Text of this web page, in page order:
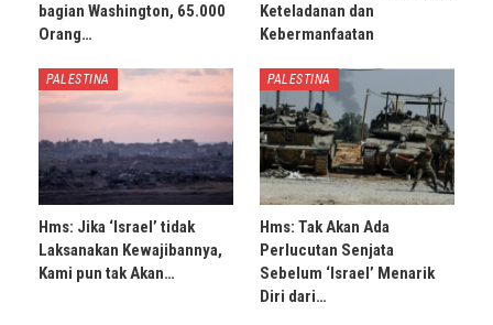
bagian Washington, 65.000
Orang…
Keteladanan dan
Kebermanfaatan
PALESTINA
Hms: Jika ‘Israel’ tidak
Laksanakan Kewajibannya,
Kami pun tak Akan…
PALESTINA
Hms: Tak Akan Ada
Perlucutan Senjata
Sebelum ‘Israel’ Menarik
Diri dari…